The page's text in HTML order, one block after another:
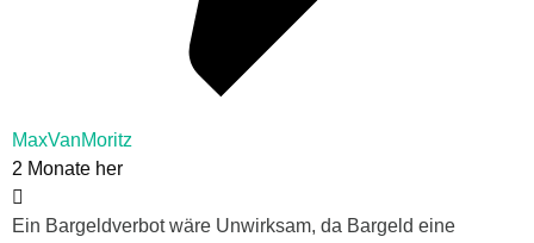
MaxVanMoritz
2 Monate her
Ein Bargeldverbot wäre Unwirksam, da Bargeld eine